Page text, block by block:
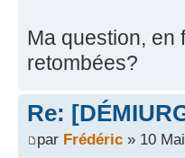
Ma question, en
retombées?
Re:
par Frédéric » 10